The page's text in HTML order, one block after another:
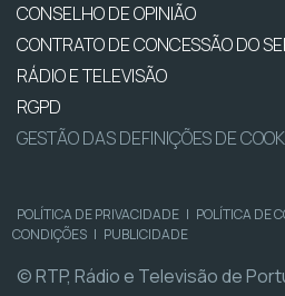
CONSELHO DE OPINIÃO
CONTRATO DE CONCESSÃO DO
RÁDIO E TELEVISÃO
RGPD
GESTÃO DAS DEFINIÇÕES DE
POLÍTICA DE PRIVACIDADE | POLÍTICA DE
CONDIÇÕES | PUBLICIDADE
© RTP, Rádio e Televisão de